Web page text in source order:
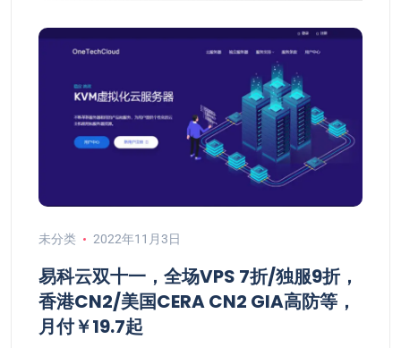
未分类 2022年11月3日
易科云双十一，全场VPS 7折/独服9折，
香港CN2/美国CERA CN2 GIA高防等，
月付￥19.7起